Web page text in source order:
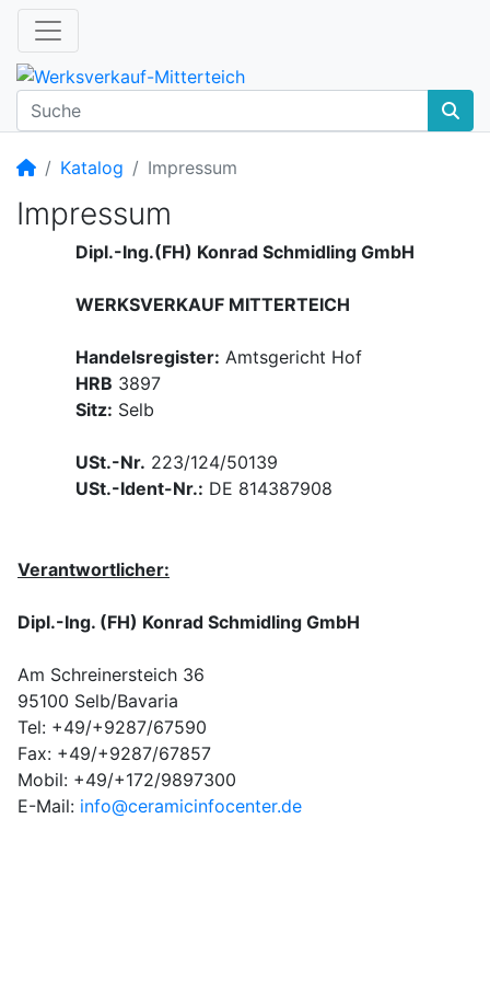
Startseite
Katalog Impressum
Impressum
Dipl.-Ing.(FH) Konrad Schmidling GmbH
WERKSVERKAUF MITTERTEICH
Handelsregister: Amtsgericht Hof
HRB 3897
Sitz: Selb
USt.-Nr. 223/124/50139
USt.-Ident-Nr.: DE 814387908
Verantwortlicher:
Dipl.-Ing. (FH) Konrad Schmidling GmbH
Am Schreinersteich 36
95100 Selb/Bavaria
Tel: +49/+9287/67590
Fax: +49/+9287/67857
Mobil: +49/+172/9897300
E-Mail: info@ceramicinfocenter.de